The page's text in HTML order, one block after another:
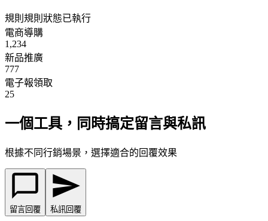
規則 規則狀態已執行
電商導購
1,234
新品推廣
777
電子報領取
25
一個工具，同時搞定留言與私訊
根據不同行銷場景，選擇適合的回覆效果
留言回覆 私訊回覆